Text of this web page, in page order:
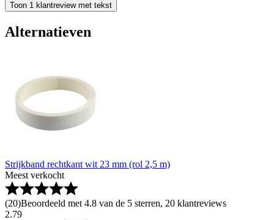
Toon 1 klantreview met tekst
Alternatieven
Strijkband rechtkant wit 23 mm (rol 2,5 m)
Meest verkocht
(20)Beoordeeld met 4.8 van de 5 sterren, 20 klantreviews
2.79